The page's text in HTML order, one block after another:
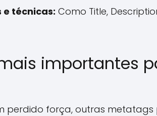
e técnicas: Como Title,
importantes
perdido força, outras metatags